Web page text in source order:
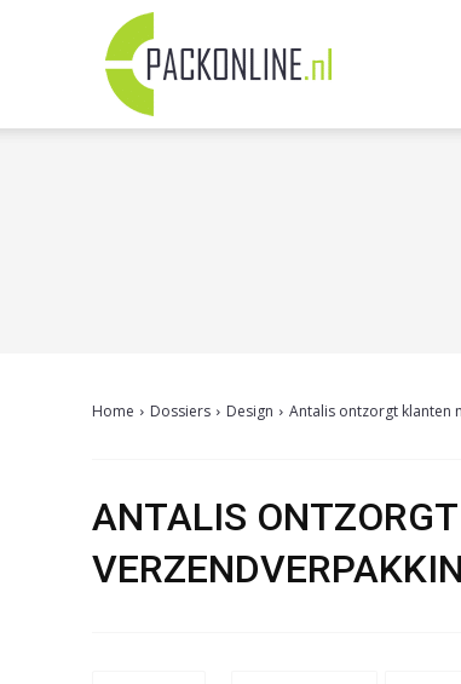
Pack
Online
Home Dossiers Design Antalis ontzorgt klanten
ANTALIS